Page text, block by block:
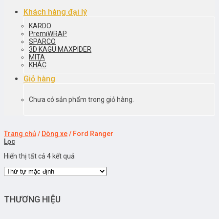
Khách hàng đại lý
KARDO
PremiWRAP
SPARCO
3D KAGU MAXPIDER
MITA
KHÁC
Giỏ hàng
Chưa có sản phẩm trong giỏ hàng.
Trang chủ / Dòng xe/ Ford Ranger
Lọc
Hiển thị tất cả 4 kết quả
THƯƠNG HIỆU